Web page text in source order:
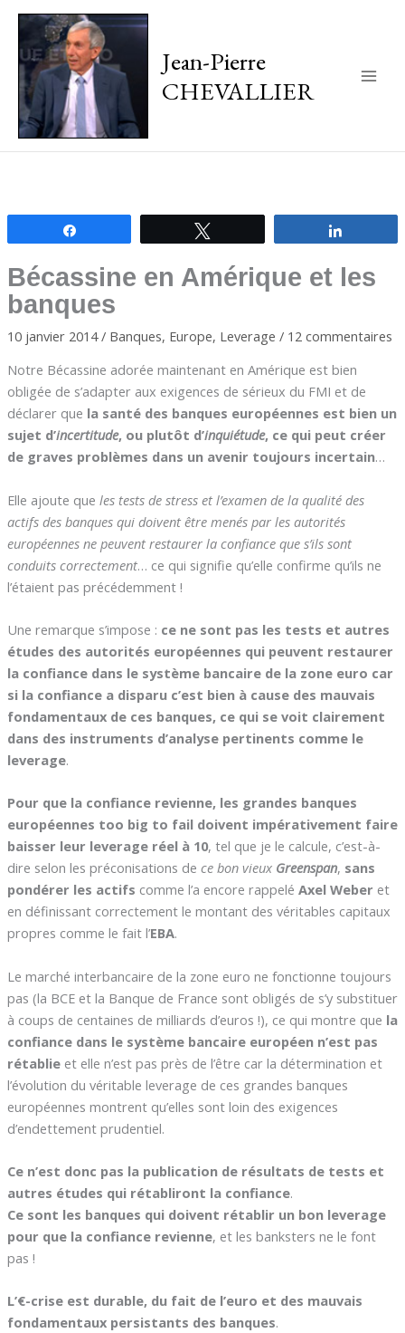
Jean-Pierre
CHEVALLIER
Bécassine en Amérique et les
banques
10 janvier 2014/ Banques, Europe, Leverage / 12 commentaires
Notre Bécassine adorée maintenant en Amérique est bien
obligée de s’adapter aux exigences de sérieux du FMI et de
déclarer que la santé des banques européennes est bien un
sujet d’incertitude, ou plutôt d’inquiétude, ce qui peut créer
de graves problèmes dans un avenir toujours incertain…
Elle ajoute que les tests de stress et l’examen de la qualité des
actifs des banques qui doivent être menés par les autorités
européennes ne peuvent restaurer la confiance que s’ils sont
conduits correctement… ce qui signifie qu’elle confirme qu’ils ne
l’étaient pas précédemment !
Une remarque s’impose : ce ne sont pas les tests et autres
études des autorités européennes qui peuvent restaurer
la confiance dans le système bancaire de la zone euro car
si la confiance a disparu c’est bien à cause des mauvais
fondamentaux de ces banques, ce qui se voit clairement
dans des instruments d’analyse pertinents comme le
leverage.
Pour que la confiance revienne, les grandes banques
européennes too big to fail doivent impérativement faire
baisser leur leverage réel à 10, tel que je le calcule, c’est-à-
dire selon les préconisations de ce bon vieux Greenspan, sans
pondérer les actifs comme l’a encore rappelé Axel Weber et
en définissant correctement le montant des véritables capitaux
propres comme le fait l’EBA.
Le marché interbancaire de la zone euro ne fonctionne toujours
pas (la BCE et la Banque de France sont obligés de s’y substituer
à coups de centaines de milliards d’euros !), ce qui montre que la
confiance dans le système bancaire européen n’est pas
rétablieet elle n’est pas près de l’être car la détermination et
l’évolution du véritable leverage de ces grandes banques
européennes montrent qu’elles sont loin des exigences
d’endettement prudentiel.
Ce n’est donc pas la publication de résultats de tests et
autres études qui rétabliront la confiance.
Ce sont les banques qui doivent rétablir un bon leverage
pour que la confiance revienne, et les banksters ne le font
pas !
L’€-crise est durable, du fait de l’euro et des mauvais
fondamentaux persistants des banques.